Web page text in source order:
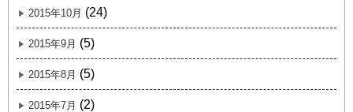
2015年10月 (24)
2015年9月 (5)
2015年8月 (5)
2015年7月 (2)